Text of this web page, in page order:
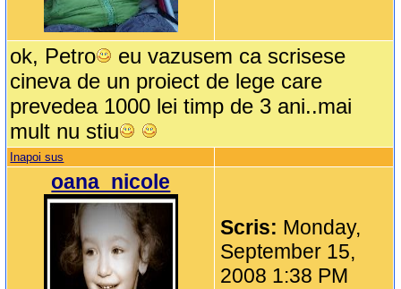
ok, Petro
eu vazusem ca scrisese
cineva de un proiect de lege care
prevedea 1000 lei timp de 3 ani..mai
mult nu stiu
Inapoi sus
oana_nicole
Scris: Monday,
September 15,
2008 1:38 PM